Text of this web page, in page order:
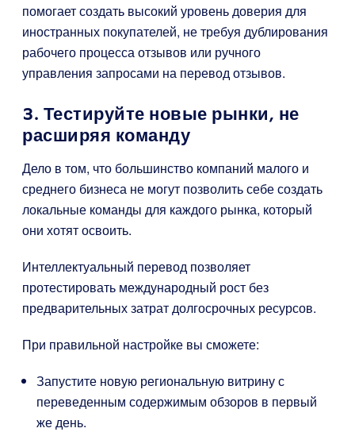
помогает создать высокий уровень доверия для
иностранных покупателей, не требуя дублирования
рабочего процесса отзывов или ручного
управления запросами на перевод отзывов.
3. Тестируйте новые рынки, не
расширяя команду
Дело в том, что большинство компаний малого и
среднего бизнеса не могут позволить себе создать
локальные команды для каждого рынка, который
они хотят освоить.
Интеллектуальный перевод позволяет
протестировать международный рост без
предварительных затрат долгосрочных ресурсов.
При правильной настройке вы сможете:
Запустите новую региональную витрину с
переведенным содержимым обзоров в первый
же день.